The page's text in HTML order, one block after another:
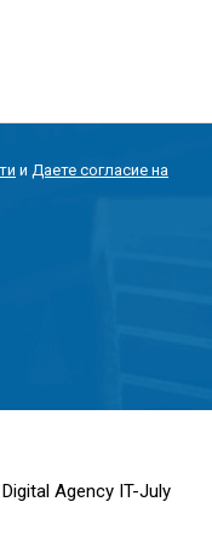
и Даете согласие на
Digital Agency IT-July